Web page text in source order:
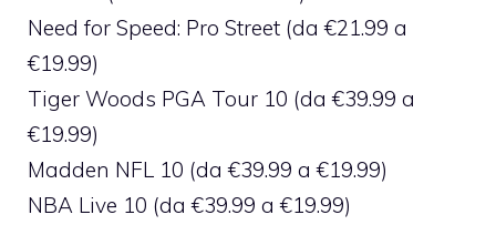
Need for Speed: Pro Street (da €21.99 a
€19.99)
Tiger Woods PGA Tour 10 (da €39.99 a
€19.99)
Madden NFL 10 (da €39.99 a €19.99)
NBA Live 10 (da €39.99 a €19.99)